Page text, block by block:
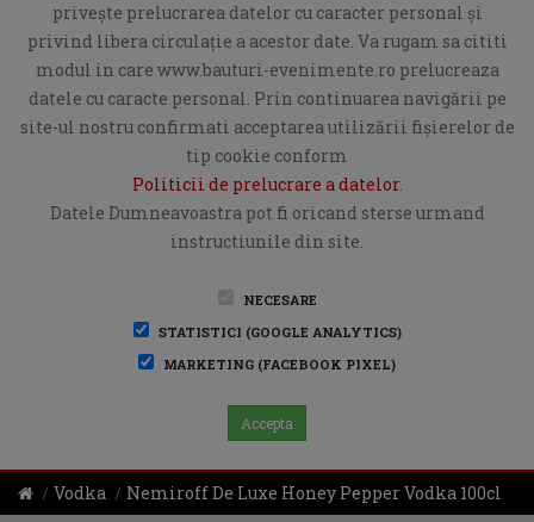
privește prelucrarea datelor cu caracter personal și
privind libera circulație a acestor date. Va rugam sa cititi
modul in care www.bauturi-evenimente.ro prelucreaza
datele cu caracte personal. Prin continuarea navigării pe
site-ul nostru confirmati acceptarea utilizării fişierelor de
tip cookie conform
Politicii de prelucrare a datelor.
Datele Dumneavoastra pot fi oricand sterse urmand
instructiunile din site.
NECESARE
STATISTICI (GOOGLE ANALYTICS)
MARKETING (FACEBOOK PIXEL)
Accepta
Vodka Nemiroff De Luxe Honey Pepper Vodka 100cl